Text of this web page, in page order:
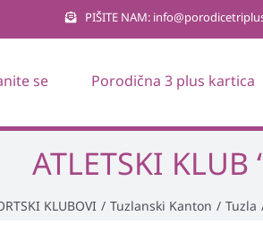
PIŠITE NAM:
se Porodična 3 plus kartica
ATLETSKI KLUB
KLUBOVI / Tuzlanski Kanton / Tuzla